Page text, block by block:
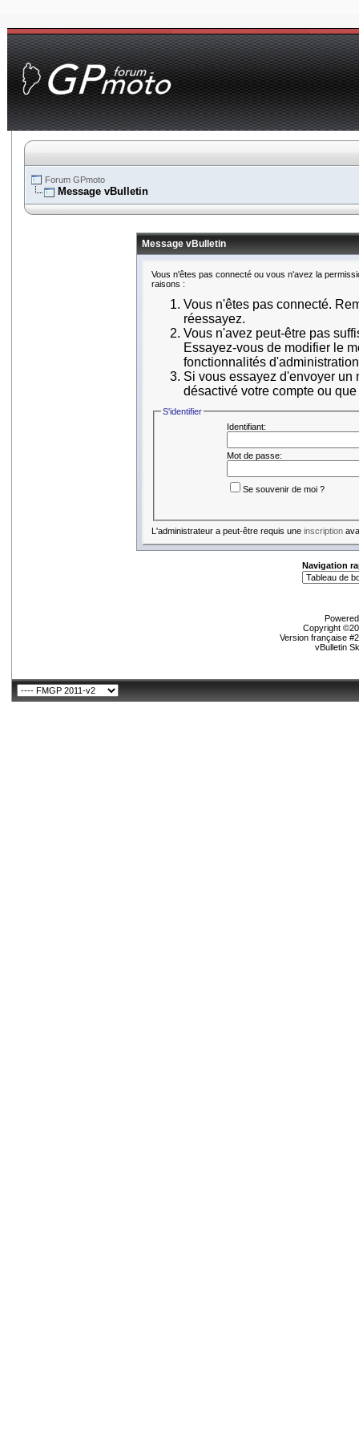
Forum GPmoto
Message vBulletin
Message vBulletin
Vous n'êtes pas connecté ou vous n'avez la
raisons :
Vous n'êtes pas connecté.
réessayez.
Vous n'avez peut-être pas
Essayez-vous de modifier le
fonctionnalités
Si vous essayez d'envoyer un
désactivé votre compte ou
S'identifier
Identifiant:
Mot de passe:
Se souvenir de moi ?
L'administrateur a peut-être requis une inscription
Navigation
Copyright
Version française
vBulletin